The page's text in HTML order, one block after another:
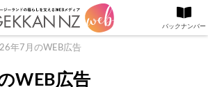
年7月のWEB広告
WEB広告
バックナンバー